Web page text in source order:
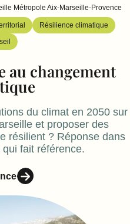
Métropole Aix-Marseille-Provence
Résilience climatique
au changement
du climat en 2050 sur
et proposer des
résilient ? Réponse dans
fait référence.